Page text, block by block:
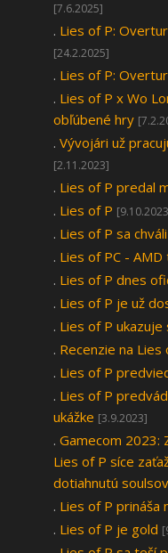
[7.6.2025]
. Lies of P:
[24.2.2025]
. Lies of P:
. Lies of P x Wo
obľúbené hry
. Vývojári už
[2.11.2023]
. Lies of P predal
. Lies of P
. Lies of P sa
. Lies of PC -
. Lies of P dnes
. Lies of P je už
. Lies of P
. Recenzie na Lies
. Lies of P
. Lies of P
ukážke [3.9.2023]
. Gamecom 2023:
Lies of P síce
dotiahnutú
. Lies of P
. Lies of P je gold